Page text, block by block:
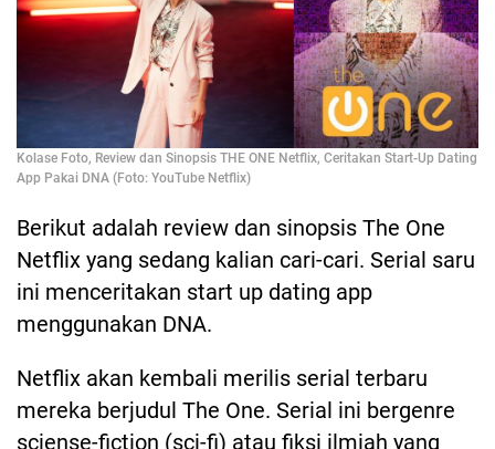
Kolase Foto, Review dan Sinopsis THE ONE Netflix, Ceritakan Start-Up Dating
App Pakai DNA (Foto: YouTube Netflix)
Berikut adalah review dan sinopsis The One
Netflix yang sedang kalian cari-cari. Serial saru
ini menceritakan start up dating app
menggunakan DNA.
Netflix akan kembali merilis serial terbaru
mereka berjudul The One. Serial ini bergenre
sciense-fiction (sci-fi) atau fiksi ilmiah yang